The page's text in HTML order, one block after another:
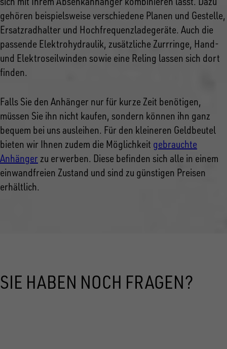
gehören beispielsweise verschiedene Planen und Gestelle,
Ersatzradhalter und Hochfrequenzladegeräte. Auch die
passende Elektrohydraulik, zusätzliche Zurrringe, Hand-
und Elektroseilwinden sowie eine Reling lassen sich dort
finden.
Falls Sie den Anhänger nur für kurze Zeit benötigen,
müssen Sie ihn nicht kaufen, sondern können ihn ganz
bequem bei uns ausleihen. Für den kleineren Geldbeutel
bieten wir Ihnen zudem die Möglichkeit gebrauchte
Anhängerzu erwerben. Diese befinden sich alle in einem
einwandfreien Zustand und sind zu günstigen Preisen
erhältlich.
SIE HABEN NOCH FRAGEN?